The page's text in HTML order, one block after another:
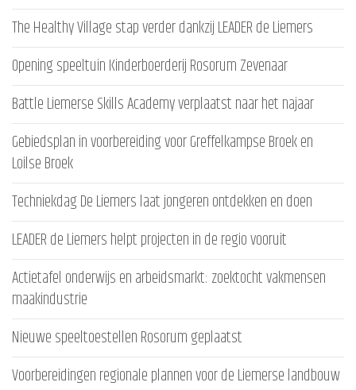
The Healthy Village stap verder dankzij LEADER de Liemers
Opening speeltuin Kinderboerderij Rosorum Zevenaar
Battle Liemerse Skills Academy verplaatst naar het najaar
Gebiedsplan in voorbereiding voor Greffelkampse Broek en
Loilse Broek
Techniekdag De Liemers laat jongeren ontdekken en doen
LEADER de Liemers helpt projecten in de regio vooruit
Actietafel onderwijs en arbeidsmarkt: zoektocht vakmensen
maakindustrie
Nieuwe speeltoestellen Rosorum geplaatst
Voorbereidingen regionale plannen voor de Liemerse landbouw